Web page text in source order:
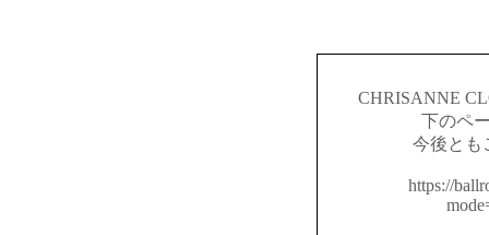
CHRISANNE
下のペ
今後とも
https://